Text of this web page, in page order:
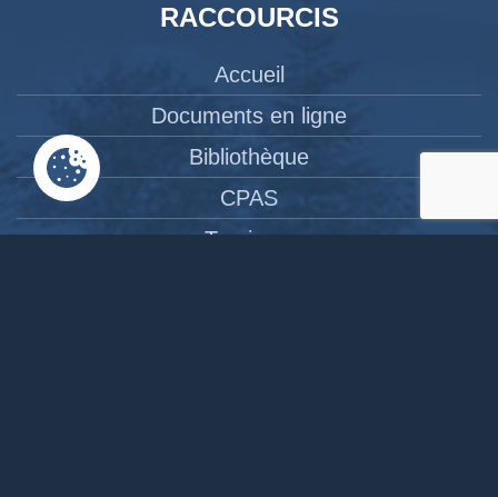
RACCOURCIS
Accueil
Documents en ligne
Bibliothèque
CPAS
Tourisme